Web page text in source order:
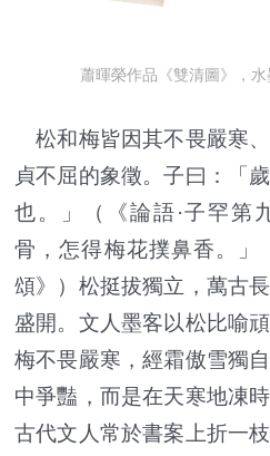
蕭暉榮作品《雙清圖》，水
松和梅皆因其不畏嚴寒
貞不屈的象徵。子曰：「
也。」（《論語·子罕第
骨，怎得梅花撲鼻香。」
頌》）松挺拔獨立，萬古
盛開。文人墨客以松比喻
梅不畏嚴寒，經霜傲雪獨
中爭豔，而是在天寒地凍
古代文人常於書案上折一